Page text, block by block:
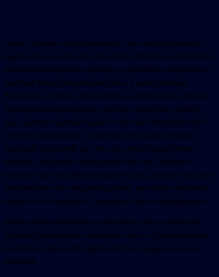
„Amikor felvettük velük a kapcsolatot, hogy meghívjuk személyes
megbeszélésre, egyikük már akkor jelezte, időközben munkát talált. A
másik kettővel tartottuk a kapcsolatot, egyeztettük az időpontokat és
meghívtuk őket az önkormányzati ülésre. A másik jelentkező,
Budapestről, azt jelezte, elhalasztották egy államvizsgáját, emiatt a
diplomáját nem tudja megkapni, ezért nem teljesíti azt a feltételt,
hogy egyetemi végzettsége legyen és ezért nem kívánt részt venni a
személyes meghallgatáson. A harmadik jelölt, akinek életrajzát
megkapták a képviselők, úgy volt, eljön, ám két napja írásban
megüzente, hogy sajnos nem fog tudni részt venni. Felhívtam
telefonon, hogy más időpontban tudna-e jönni, azt felelte, hogy nem,
mert időközben olyan elfoglaltságai lettek, ami miatt ezt nem tudná
vállalni és ő is visszalépett” – mondta az ülésen az alpolgármester.
Horváth Árpád polgármester azt fűzte hozzá, hogy a Kolbyt Kft.
ügyvezető igazgatójának megválasztása már az új önkormányzatra
fog hárulni. A képviselők végül levették ezt a programpontot az
üléstervről.